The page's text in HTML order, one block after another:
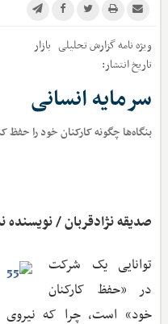
ویژه نامه گزارش تحلیلی بازار
تاریخ انتشار:
سرمایه انسانی
بنگاه‌ها چگونه کارکنان خود را حفظ
صدیقه نژادقربان / نویسنده
توانایی یک شرکت
در «حفظ کارکنان
خود» است، چرا که نیروی